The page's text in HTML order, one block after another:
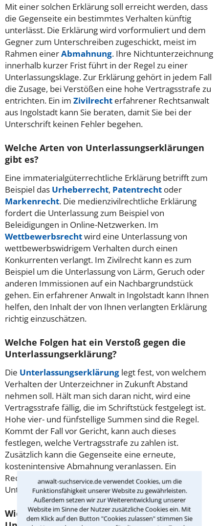
anwalt-suchservice.de verwendet Cookies, um die
Funktionsfähigkeit unserer Website zu gewährleisten.
Außerdem setzen wir zur Weiterentwicklung unserer
Website im Sinne der Nutzer zusätzliche Cookies ein. Mit
dem Klick auf den Button "Cookies zulassen" stimmen Sie
Mit einer solchen Erklärung soll erreicht werden, dass
die Gegenseite ein bestimmtes Verhalten künftig
unterlässt. Die Erklärung wird vorformuliert und dem
Gegner zum Unterschreiben zugeschickt, meist im
Rahmen einerAbmahnung. Ihre Nichtunterzeichnung
innerhalb kurzer Frist führt in der Regel zu einer
Unterlassungsklage. Zur Erklärung gehört in jedem Fall
die Zusage, bei Verstößen eine hohe Vertragsstrafe zu
entrichten. Ein im Zivilrecht erfahrener Rechtsanwalt
aus Ingolstadt kann Sie beraten, damit Sie bei der
Unterschrift keinen Fehler begehen.
Welche Arten von Unterlassungserklärungen
gibt es?
Eine immaterialgüterrechtliche Erklärung betrifft zum
Beispiel das Urheberrecht, Patentrecht oder
Markenrecht. Die medienzivilrechtliche Erklärung
fordert die Unterlassung zum Beispiel von
Beleidigungen in Online-Netzwerken. Im
Wettbewerbsrechtwird eine Unterlassung von
wettbewerbswidrigem Verhalten durch einen
Konkurrenten verlangt. Im Zivilrecht kann es zum
Beispiel um die Unterlassung von Lärm, Geruch oder
anderen Immissionen auf ein Nachbargrundstück
gehen. Ein erfahrener Anwalt in Ingolstadt kann Ihnen
helfen, den Inhalt der von Ihnen verlangten Erklärung
richtig einzuschätzen.
Welche Folgen hat ein Verstoß gegen die
Unterlassungserklärung?
Die Unterlassungserklärung legt fest, von welchem
Verhalten der Unterzeichner in Zukunft Abstand
nehmen soll. Hält man sich daran nicht, wird eine
Vertragsstrafe fällig, die im Schriftstück festgelegt ist.
Hohe vier- und fünfstellige Summen sind die Regel.
Kommt der Fall vor Gericht, kann auch dieses
festlegen, welche Vertragsstrafe zu zahlen ist.
Zusätzlich kann die Gegenseite eine erneute,
kostenintensive Abmahnung veranlassen. Ein
Rechtsanwalt aus Ingolstadt kann Sie zum Thema
Unterlassungsanspruch qualifiziert beraten.
Wie kann ich mich gegen eine